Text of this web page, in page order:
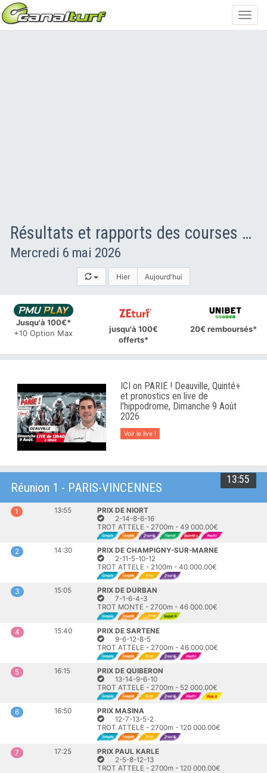
Résultats et rapports des courses PMU
Mercredi 6 mai 2026
Hier Aujourd'hui
Jusqu'à 100€*
+10 Option Max
jusqu'à 100€
offerts*
20€ remboursés*
ICI on PARIE ! Deauville, Quinté+
et pronostics en live de
l'hippodrome, Dimanche 9 Août
2026
Voir le live !
13:55
Réunion 1 - PARIS-VINCENNES
1 13:55
PRIX DE NIORT
2-14-8-6-16
TROT ATTELE - 2700m - 49 000.00€
2 14:30
PRIX DE CHAMPIGNY-SUR-MARNE
2-11-5-10-12
TROT ATTELE - 2100m - 40 000.00€
3 15:05
PRIX DE DURBAN
7-1-6-4-3
TROT MONTE - 2700m - 46 000.00€
4 15:40
PRIX DE SARTENE
9-6-12-8-5
TROT ATTELE - 2700m - 46 000.00€
5 16:15
PRIX DE QUIBERON
13-14-9-6-10
TROT ATTELE - 2700m - 52 000.00€
6 16:50
PRIX MASINA
12-7-13-5-2
TROT ATTELE - 2700m - 120 000.00€
7 17:25
PRIX PAUL KARLE
2-5-8-12-13
TROT ATTELE - 2700m - 120 000.00€